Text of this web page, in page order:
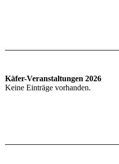
Käfer-Veranstaltungen 2026
Keine Einträge vorhanden.